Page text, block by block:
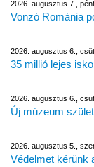
2026. augusztus 7.,
Vonzó Románia
2026. augusztus 6.,
35 millió lejes
2026. augusztus 6.,
Új múzeum
2026. augusztus 5.,
Védelmet kérünk